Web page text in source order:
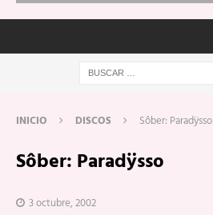
INICIO DISCOS Sôber: Paradÿsso
Sôber: Paradÿsso
3 octubre, 2002